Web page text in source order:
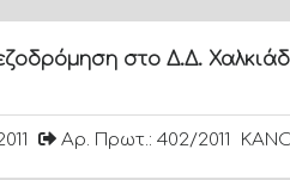
στο Δ.Δ.
Αρ. Πρωτ.: 402/2011